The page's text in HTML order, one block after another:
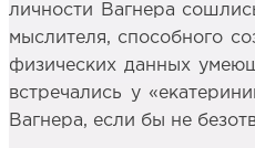
личности Вагнера
мыслителя, способного
физических данных
встречались у
Вагнера, если бы не